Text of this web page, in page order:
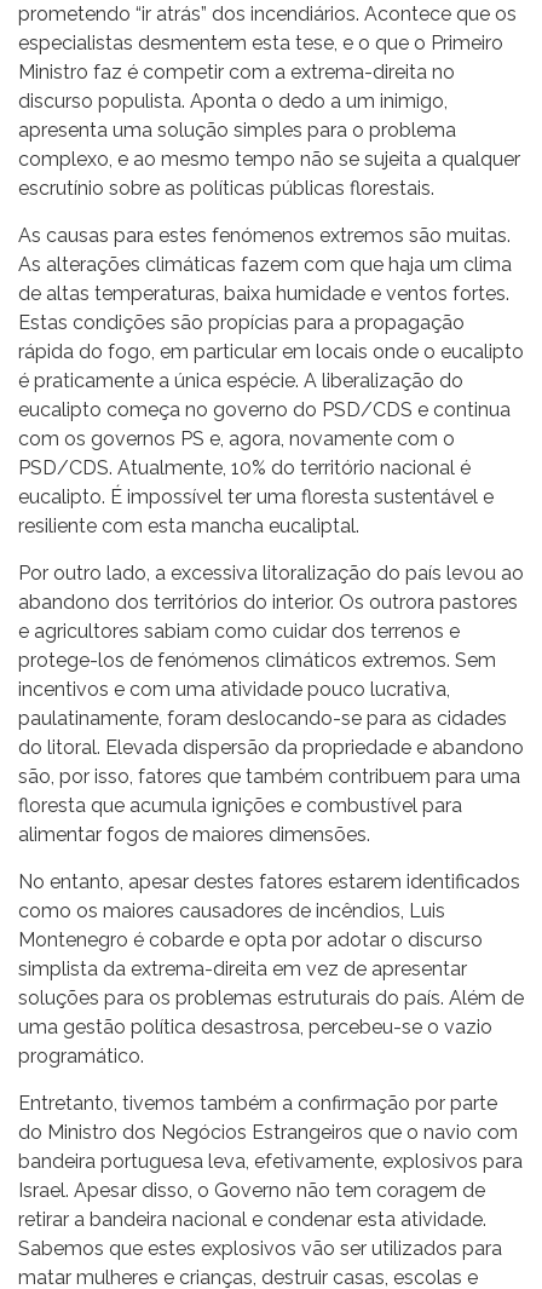
prometendo “ir atrás” dos incendiários. Acontece que os
especialistas desmentem esta tese, e o que o Primeiro
Ministro faz é competir com a extrema-direita no
discurso populista. Aponta o dedo a um inimigo,
apresenta uma solução simples para o problema
complexo, e ao mesmo tempo não se sujeita a qualquer
escrutínio sobre as políticas públicas florestais.
As causas para estes fenómenos extremos são muitas.
As alterações climáticas fazem com que haja um clima
de altas temperaturas, baixa humidade e ventos fortes.
Estas condições são propícias para a propagação
rápida do fogo, em particular em locais onde o eucalipto
é praticamente a única espécie. A liberalização do
eucalipto começa no governo do PSD/CDS e continua
com os governos PS e, agora, novamente com o
PSD/CDS. Atualmente, 10% do território nacional é
eucalipto. É impossível ter uma floresta sustentável e
resiliente com esta mancha eucaliptal.
Por outro lado, a excessiva litoralização do país levou ao
abandono dos territórios do interior. Os outrora pastores
e agricultores sabiam como cuidar dos terrenos e
protege-los de fenómenos climáticos extremos. Sem
incentivos e com uma atividade pouco lucrativa,
paulatinamente, foram deslocando-se para as cidades
do litoral. Elevada dispersão da propriedade e abandono
são, por isso, fatores que também contribuem para uma
floresta que acumula ignições e combustível para
alimentar fogos de maiores dimensões.
No entanto, apesar destes fatores estarem identificados
como os maiores causadores de incêndios, Luis
Montenegro é cobarde e opta por adotar o discurso
simplista da extrema-direita em vez de apresentar
soluções para os problemas estruturais do país. Além de
uma gestão política desastrosa, percebeu-se o vazio
programático.
Entretanto, tivemos também a confirmação por parte
do Ministro dos Negócios Estrangeiros que o navio com
bandeira portuguesa leva, efetivamente, explosivos para
Israel. Apesar disso, o Governo não tem coragem de
retirar a bandeira nacional e condenar esta atividade.
Sabemos que estes explosivos vão ser utilizados para
matar mulheres e crianças, destruir casas, escolas e